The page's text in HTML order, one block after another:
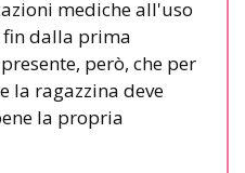
mediche all'uso
dalla prima
però, che per
la ragazzina deve
la propria